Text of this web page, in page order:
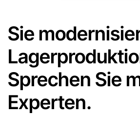
Sie
Sprechen Sie
Experten.